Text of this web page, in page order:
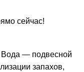
сейчас!
Вода — подвесной
запахов,